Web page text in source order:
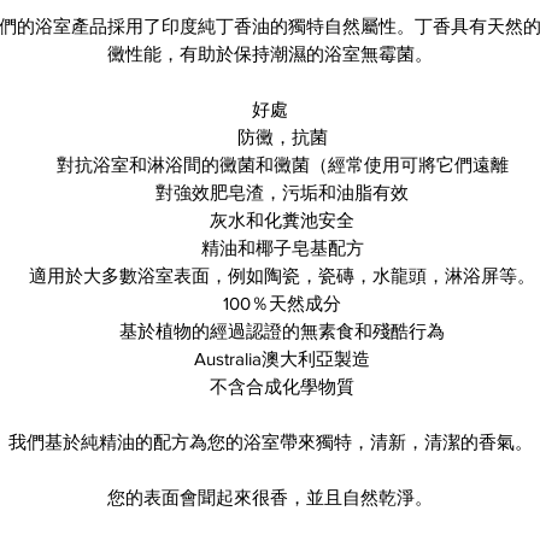
的浴室產品採用了印度純丁香油的獨特自然屬性。丁香具有天然
黴性能，有助於保持潮濕的浴室無霉菌。
好處
防黴，抗菌
對抗浴室和淋浴間的黴菌和黴菌（經常使用可將它們遠離
對強效肥皂渣，污垢和油脂有效
灰水和化糞池安全
精油和椰子皂基配方
適用於大多數浴室表面，例如陶瓷，瓷磚，水龍頭，淋浴屏等。
100％天然成分
基於植物的經過認證的無素食和殘酷行為
Australia澳大利亞製造
不含合成化學物質
我們基於純精油的配方為您的浴室帶來獨特，清新，清潔的香氣。
您的表面會聞起來很香，並且自然乾淨。